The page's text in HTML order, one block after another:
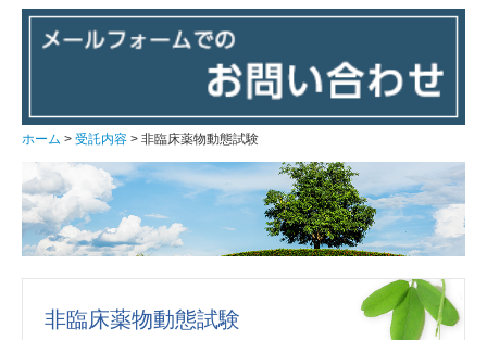
創薬薬物動態試験
トキシコキネティクス測定
臨床薬物動態試験
トリチウム標識化合物を用いた薬物動態試験に関するご
提案
委受託の手順
業務提携先
ホーム 受託内容 非臨床薬物動態試験
非臨床薬物動態試験